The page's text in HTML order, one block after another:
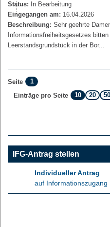
Status: In Bearbeitung
Eingegangen am: 16.04.2026
Beschreibung: Sehr geehrte
Informationsfreiheitsgesetzes
Leerstandsgrundstück in der Bor...
Seite
1
Einträge pro Seite
10 20 50
IFG-Antrag stellen
Individueller Antrag
auf Informationszugang